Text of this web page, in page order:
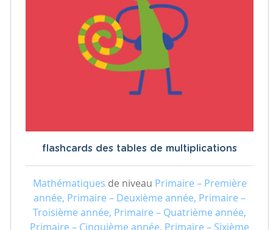
flashcards des tables de multiplications
Mathématiques de niveau Primaire – Première
année, Primaire – Deuxième année, Primaire –
Troisième année, Primaire – Quatrième année,
Primaire – Cinquième année, Primaire – Sixième